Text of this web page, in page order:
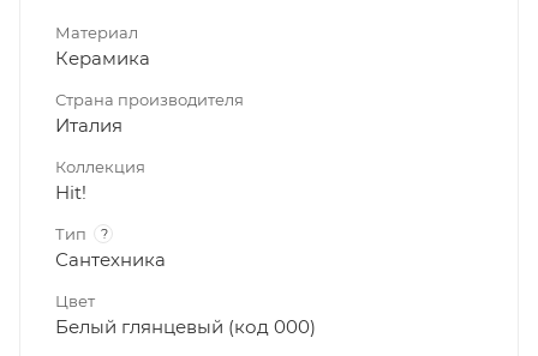
Материал
Керамика
Страна производителя
Италия
Коллекция
Hit!
Тип ?
Сантехника
Цвет
Белый глянцевый (код 000)